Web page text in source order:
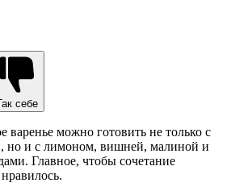
себе
варенье можно готовить не только с
но и с лимоном, вишней, малиной и
Главное, чтобы сочетание